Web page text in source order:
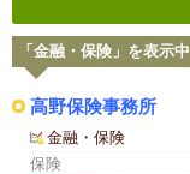
「金融・保険」を表示中
高野保険事務所
金融・保険
保険